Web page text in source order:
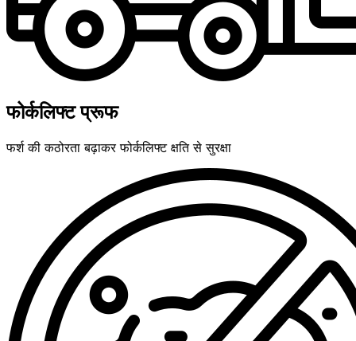
फोर्कलिफ्ट प्रूफ
फर्श की कठोरता बढ़ाकर फोर्कलिफ्ट क्षति से सुरक्षा